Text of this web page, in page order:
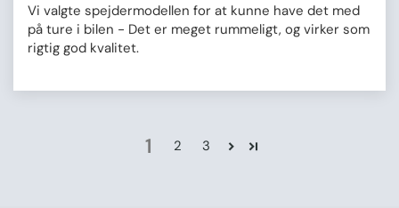
Vi valgte spejdermodellen for at kunne have det med
på ture i bilen - Det er meget rummeligt, og virker som
rigtig god kvalitet.
1 2 3